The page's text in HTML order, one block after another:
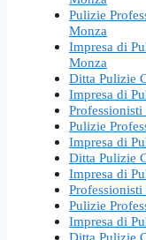
Pulizie
Monza
Impresa di
Monza
Ditta Pulizie
Impresa di
Pulizie
Impresa di
Ditta Pulizie
Impresa di
Pulizie
Impresa di
Ditta Pulizie